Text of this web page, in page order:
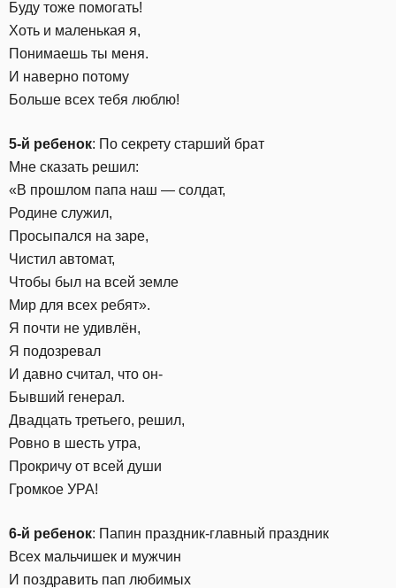
Буду тоже помогать!
Хоть и маленькая я,
Понимаешь ты меня.
И наверно потому
Больше всех тебя люблю!
5-й ребенок: По секрету старший брат
Мне сказать решил:
«В прошлом папа наш — солдат,
Родине служил,
Просыпался на заре,
Чистил автомат,
Чтобы был на всей земле
Мир для всех ребят».
Я почти не удивлён,
Я подозревал
И давно считал, что он-
Бывший генерал.
Двадцать третьего, решил,
Ровно в шесть утра,
Прокричу от всей души
Громкое УРА!
6-й ребенок: Папин праздник-главный праздник
Всех мальчишек и мужчин
И поздравить пап любимых